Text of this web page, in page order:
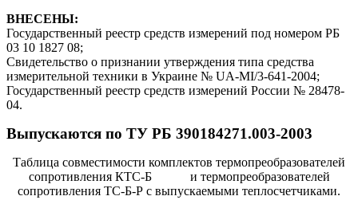
ВНЕСЕНЫ:
Государственный реестр средств измерений под номером РБ
03 10 1827 08;
Свидетельство о признании утверждения типа средства
измерительной техники в Украине № UA-МI/3-641-2004;
Государственный реестр средств измерений России № 28478-
04.
Выпускаются по ТУ РБ 390184271.003-2003
Таблица совместимости комплектов термопреобразователей
сопротивления КТС-Б и термопреобразователей
сопротивления ТС-Б-Р с выпускаемыми теплосчетчиками.